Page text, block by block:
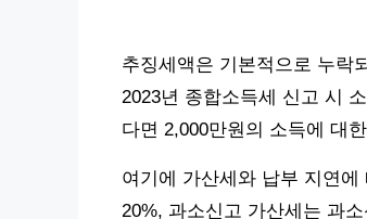
추징세액은 기본적으로 누락
2023년 종합소득세 신고 시
다면 2,000만원의 소득에 대
여기에 가산세와 납부 지연
20%, 과소신고 가산세는 과